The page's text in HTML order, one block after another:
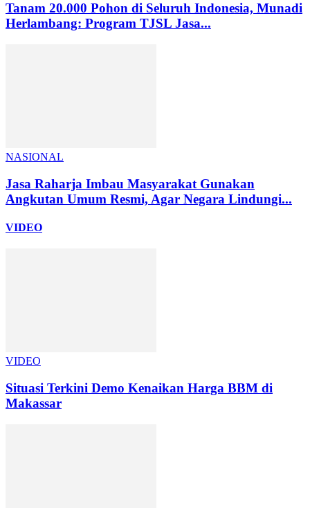
Tanam 20.000 Pohon di Seluruh Indonesia, Munadi
Herlambang: Program TJSL Jasa...
NASIONAL
Jasa Raharja Imbau Masyarakat Gunakan
Angkutan Umum Resmi, Agar Negara Lindungi...
VIDEO
VIDEO
Situasi Terkini Demo Kenaikan Harga BBM di
Makassar